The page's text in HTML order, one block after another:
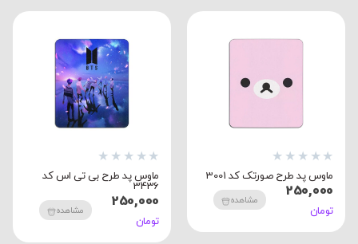
★
★
★
★
★
ماوس پد طرح صورتک کد 3001
250,000
تومان
مشاهده
★
★
★
★
★
ماوس پد طرح بی تی اس کد
3436
250,000
تومان
مشاهده